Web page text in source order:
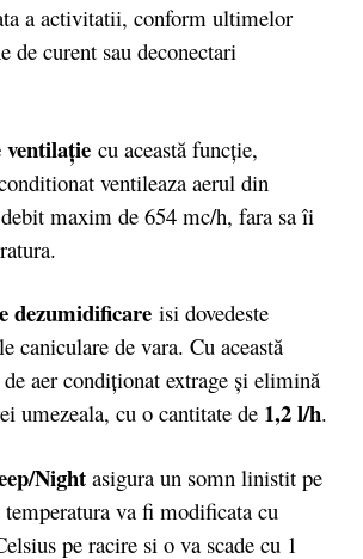
a activitatii, conform ultimelor
de curent sau deconectari
cu această funcţie,
ventileaza aerul din
maxim de 654 mc/h, fara sa îi
dezumidificare isi dovedeste
caniculare de vara. Cu această
aer condiţionat extrage şi elimină
umezeala, cu o cantitate de 1,2 l/h.
Night asigura un somn linistit pe
va fi modificata cu
pe racire si o va scade cu 1